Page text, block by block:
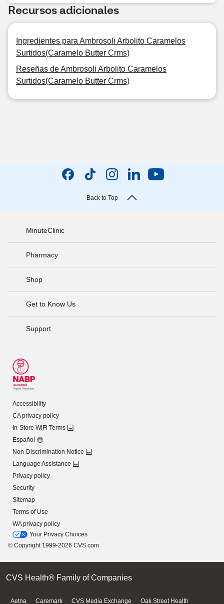
Recursos adicionales
Ingredientes para Ambrosoli Arbolito Caramelos
Surtidos(Caramelo Butter Crms)
Reseñas de Ambrosoli Arbolito Caramelos
Surtidos(Caramelo Butter Crms)
Back to Top
MinuteClinic
Pharmacy
Shop
Get to Know Us
Support
Accessibility
CA privacy policy
In-Store WiFi Terms
Español
Non-Discrimination Notice
Language Assistance
Privacy policy
Security
Sitemap
Terms of Use
WA privacy policy
Your Privacy Choices
© Copyright 1999-2026 CVS.com
CVS Health® Family of Companies
Aetna Caremark CVS Media Exchange Oak Street Health